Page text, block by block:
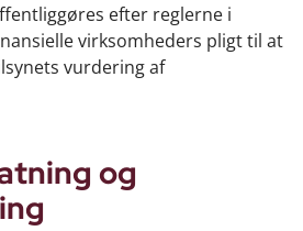
efter reglerne i
virksomheders pligt til at
vurdering af
og